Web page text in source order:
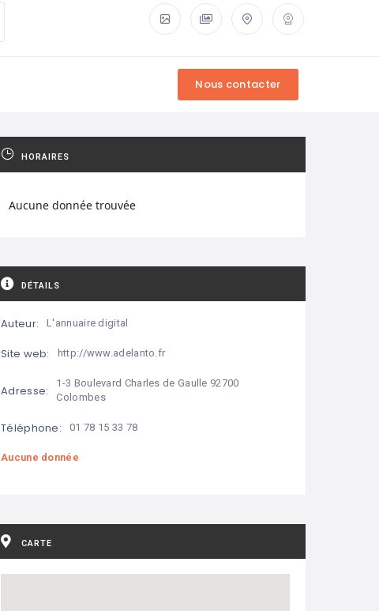
HORAIRES
Aucune donnée trouvée
DÉTAILS
Auteur: L'annuaire digital
Site web: http://www.adelanto.fr
Adresse:
1-3 Boulevard Charles de Gaulle 92700
Colombes
Téléphone: 01 78 15 33 78
Aucune donnée
CARTE